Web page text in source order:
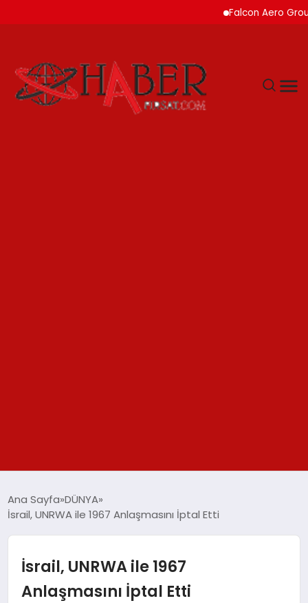
Falcon Aero Group,
SPOR
YAŞAM
TEKNOLOJİ
Ana Sayfa DÜNYA
İsrail, UNRWA ile 1967 Anlaşmasını İptal Etti
İsrail, UNRWA ile 1967
Anlaşmasını İptal Etti